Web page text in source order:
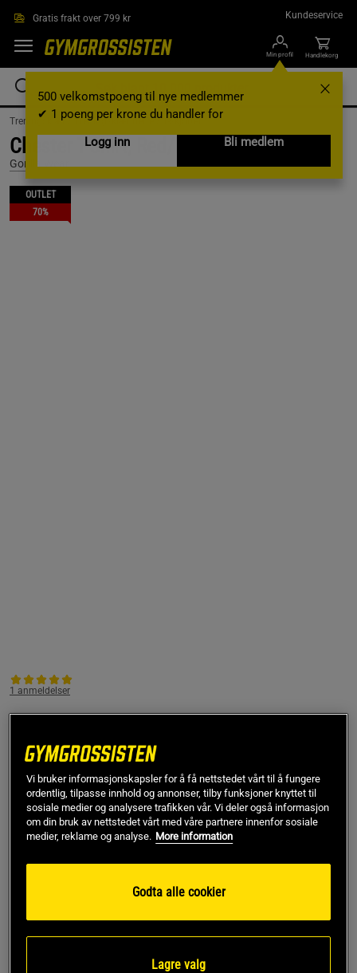
Gratis frakt over 799 kr Kundeservice
Min profil
500 velkomstpoeng til nye medlemmer
✔ 1 poeng per krone du handler for
Logg inn
Bli medlem
Handlekorg
Treningsklær / Treningsklær herre / T-skjorter
Chester T-Shirt, Red/Black, XXL
Gorilla Wear
OUTLET
70%
1 anmeldelser
114 kr
379 kr
XXL Utsolgt fra lager
Gi meg beskjed via e-post
Dette produktet er dessverre ikke i lager. Få beskjed når
8720604459418
Vi bruker informasjonskapsler for å få nettstedet vårt til å fungere
ordentlig, tilpasse innhold og annonser, tilby funksjoner knyttet til
sosiale medier og analysere trafikken vår. Vi deler også informasjon
om din bruk av nettstedet vårt med våre partnere innenfor sosiale
medier, reklame og analyse. More information
Godta alle cookier
Lagre valg